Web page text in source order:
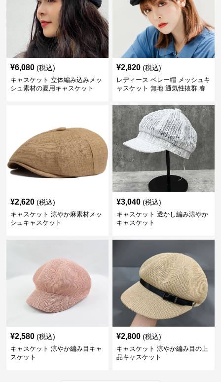
¥6,080 (税込)
キャスケット 立体編み込みメッ
シュ素材の夏用キャスケット
¥2,820 (税込)
レディース ベレー帽 メッシュキ
ャスケット 無地 通気性抜群 春
¥2,620 (税込)
キャスケット 涼やか麻素材メッ
シュキャスケット
¥3,040 (税込)
キャスケット 透かし編み涼やか
キャスケット
¥2,580 (税込)
キャスケット 涼やか編み目キャ
スケット
¥2,800 (税込)
キャスケット 涼やか編み目の上
品キャスケット